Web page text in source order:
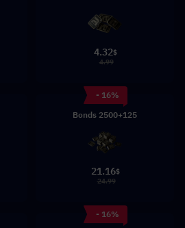
$
4.32
4.99
- 16%
2500+125 Bonds
$
21.16
24.99
- 16%